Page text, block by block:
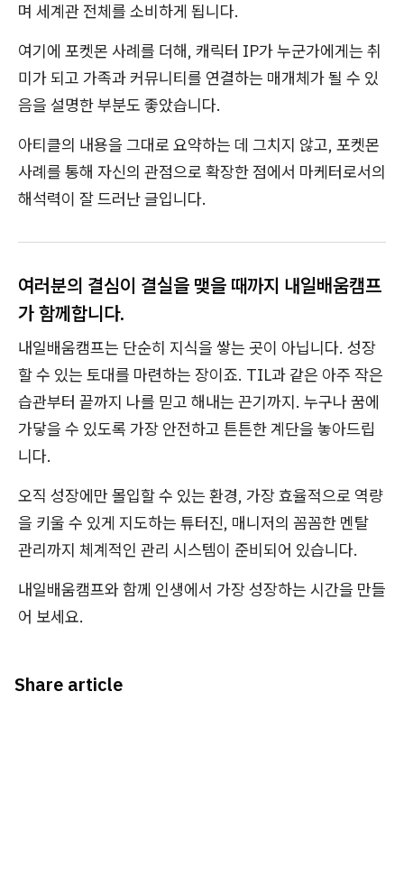
며 세계관 전체를 소비하게 됩니다.
여기에 포켓몬 사례를 더해, 캐릭터 IP가 누군가에게는 취
미가 되고 가족과 커뮤니티를 연결하는 매개체가 될 수 있
음을 설명한 부분도 좋았습니다.
아티클의 내용을 그대로 요약하는 데 그치지 않고, 포켓몬
사례를 통해 자신의 관점으로 확장한 점에서 마케터로서의
해석력이 잘 드러난 글입니다.
여러분의 결심이 결실을 맺을 때까지 내일배움캠프
가 함께합니다.
내일배움캠프는 단순히 지식을 쌓는 곳이 아닙니다. 성장
할 수 있는 토대를 마련하는 장이죠. TIL과 같은 아주 작은
습관부터 끝까지 나를 믿고 해내는 끈기까지. 누구나 꿈에
가닿을 수 있도록 가장 안전하고 튼튼한 계단을 놓아드립
니다.
오직 성장에만 몰입할 수 있는 환경, 가장 효율적으로 역량
을 키울 수 있게 지도하는 튜터진, 매니저의 꼼꼼한 멘탈
관리까지 체계적인 관리 시스템이 준비되어 있습니다.
내일배움캠프와 함께 인생에서 가장 성장하는 시간을 만들
어 보세요.
Share article